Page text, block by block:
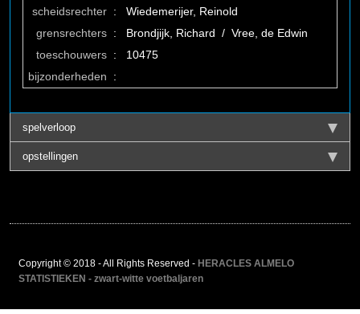
scheidsrechter :
Wiedemerijer, Reinold
grensrechters :
Brondjijk, Richard / Vree, de Edwin
toeschouwers :
10475
bijzonderheden
:
spelverloop
opstellingen
Copyright © 2018 - All Rights Reserved - HERACLES ALMELO
STATISTIEKEN - zwart-witte voetbaljaren